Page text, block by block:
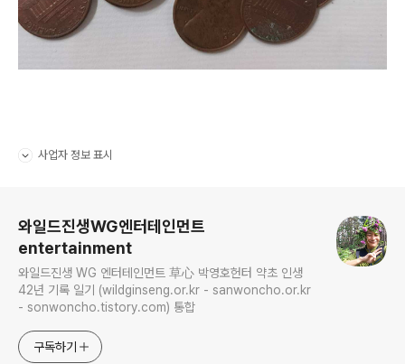
사업자 정보 표시
와일드진생WG엔터테인먼트
entertainment
와일드진생 WG 엔터테인먼트 草心 박영호헌터 약초 인생
42년 기록 일기 (wildginseng.or.kr - sanwoncho.or.kr
- sonwoncho.tistory.com) 통합
구독하기